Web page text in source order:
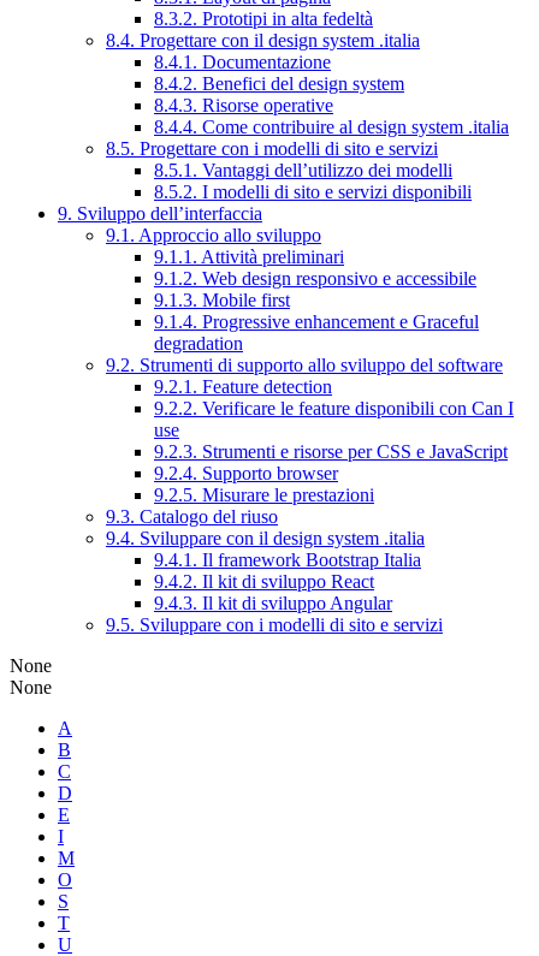
8.3.2. Prototipi in alta fedeltà
8.4. Progettare con il design system .italia
8.4.1. Documentazione
8.4.2. Benefici del design system
8.4.3. Risorse operative
8.4.4. Come contribuire al design system .italia
8.5. Progettare con i modelli di sito e servizi
8.5.1. Vantaggi dell’utilizzo dei modelli
8.5.2. I modelli di sito e servizi disponibili
9. Sviluppo dell’interfaccia
9.1. Approccio allo sviluppo
9.1.1. Attività preliminari
9.1.2. Web design responsivo e accessibile
9.1.3. Mobile first
9.1.4. Progressive enhancement e Graceful
degradation
9.2. Strumenti di supporto allo sviluppo del software
9.2.1. Feature detection
9.2.2. Verificare le feature disponibili con Can I
use
9.2.3. Strumenti e risorse per CSS e JavaScript
9.2.4. Supporto browser
9.2.5. Misurare le prestazioni
9.3. Catalogo del riuso
9.4. Sviluppare con il design system .italia
9.4.1. Il framework Bootstrap Italia
9.4.2. Il kit di sviluppo React
9.4.3. Il kit di sviluppo Angular
9.5. Sviluppare con i modelli di sito e servizi
None
None
A
B
C
D
E
I
M
O
S
T
U